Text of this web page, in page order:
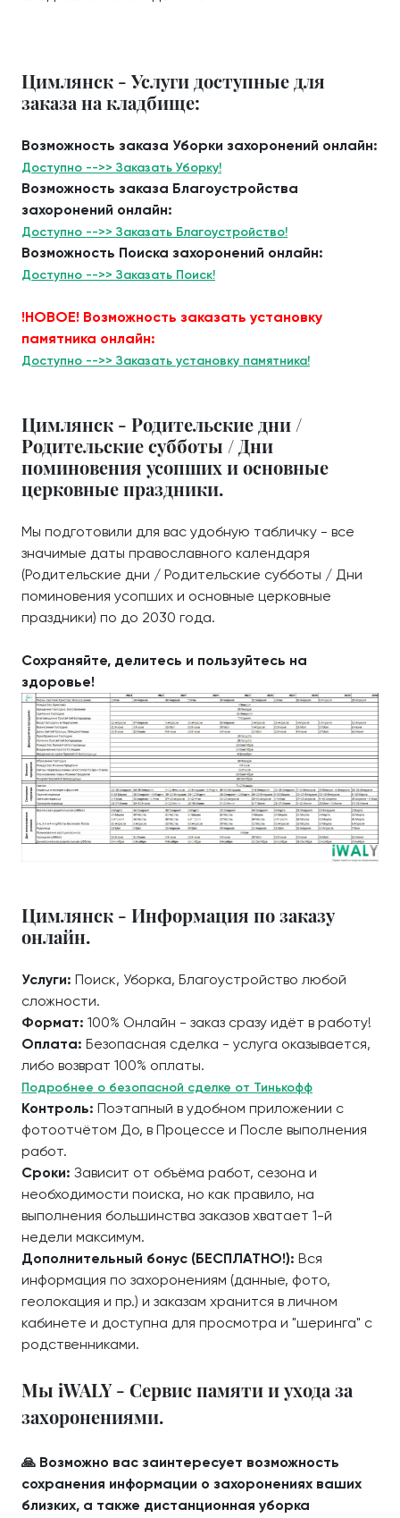
Цимлянск - Услуги доступные для
заказа на кладбище:
Возможность заказа Уборки захоронений онлайн:
Доступно -->> Заказать Уборку!
Возможность заказа Благоустройства
захоронений онлайн:
Доступно -->> Заказать Благоустройство!
Возможность Поиска захоронений онлайн:
Доступно -->> Заказать Поиск!
!НОВОЕ! Возможность заказать установку
памятника онлайн:
Доступно -->> Заказать установку памятника!
Цимлянск - Родительские дни /
Родительские субботы / Дни
поминовения усопших и основные
церковные праздники.
Мы подготовили для вас удобную табличку - все
значимые даты православного календаря
(Родительские дни / Родительские субботы / Дни
поминовения усопших и основные церковные
праздники) по до 2030 года.
Сохраняйте, делитесь и пользуйтесь на
здоровье!
Цимлянск - Информация по заказу
онлайн.
Услуги: Поиск, Уборка, Благоустройство любой
сложности.
Формат: 100% Онлайн - заказ сразу идёт в работу!
Оплата: Безопасная сделка - услуга оказывается,
либо возврат 100% оплаты.
Подробнее о безопасной сделке от Тинькофф
Контроль: Поэтапный в удобном приложении с
фотоотчётом До, в Процессе и После выполнения
работ.
Сроки: Зависит от объёма работ, сезона и
необходимости поиска, но как правило, на
выполнения большинства заказов хватает 1-й
недели максимум.
Дополнительный бонус (БЕСПЛАТНО!): Вся
информация по захоронениям (данные, фото,
геолокация и пр.) и заказам хранится в личном
кабинете и доступна для просмотра и "шеринга" с
родственниками.
Мы iWALY - Сервис памяти и ухода за
захоронениями.
🙏 Возможно вас заинтересует возможность
сохранения информации о захоронениях ваших
близких, а также дистанционная уборка